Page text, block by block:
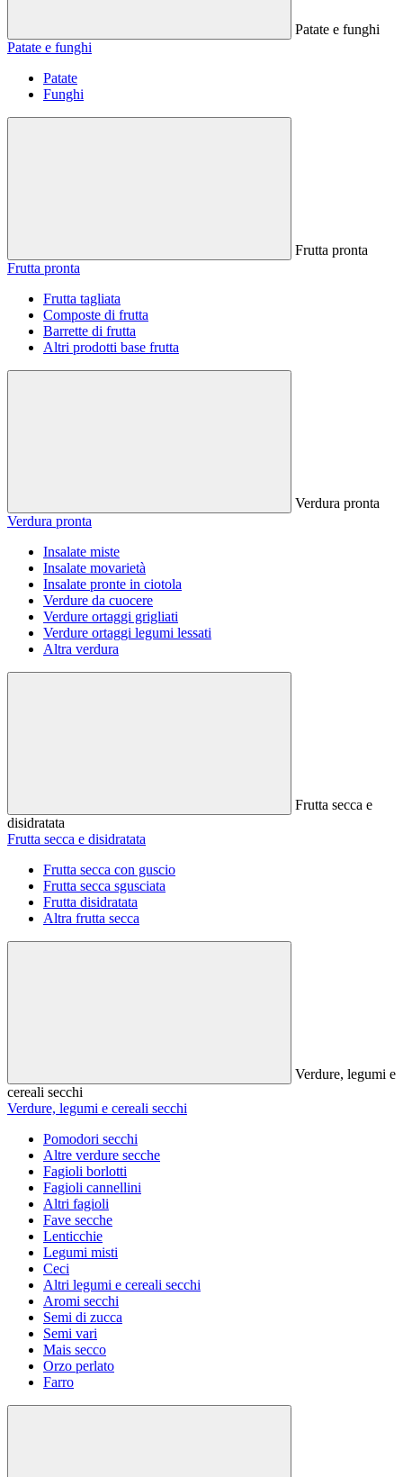
Patate e funghi
Patate e funghi
Patate
Funghi
Frutta pronta
Frutta pronta
Frutta tagliata
Composte di frutta
Barrette di frutta
Altri prodotti base frutta
Verdura pronta
Verdura pronta
Insalate miste
Insalate movarietà
Insalate pronte in ciotola
Verdure da cuocere
Verdure ortaggi grigliati
Verdure ortaggi legumi lessati
Altra verdura
Frutta secca e
disidratata
Frutta secca e disidratata
Frutta secca con guscio
Frutta secca sgusciata
Frutta disidratata
Altra frutta secca
Verdure, legumi e
cereali secchi
Verdure, legumi e cereali secchi
Pomodori secchi
Altre verdure secche
Fagioli borlotti
Fagioli cannellini
Altri fagioli
Fave secche
Lenticchie
Legumi misti
Ceci
Altri legumi e cereali secchi
Aromi secchi
Semi di zucca
Semi vari
Mais secco
Orzo perlato
Farro